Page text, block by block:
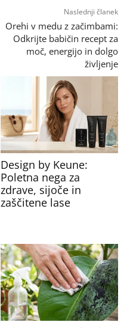
Naslednji članek
Orehi v medu z začimbami:
Odkrijte babičin recept za
moč, energijo in dolgo
življenje
Design by Keune:
Poletna nega za
zdrave, sijoče in
zaščitene lase